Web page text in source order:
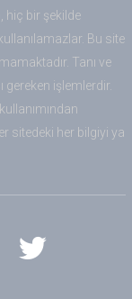
hiç bir şekilde
Bu site
Tanı ve
gereken işlemlerdir.
sitedeki her bilgiyi ya